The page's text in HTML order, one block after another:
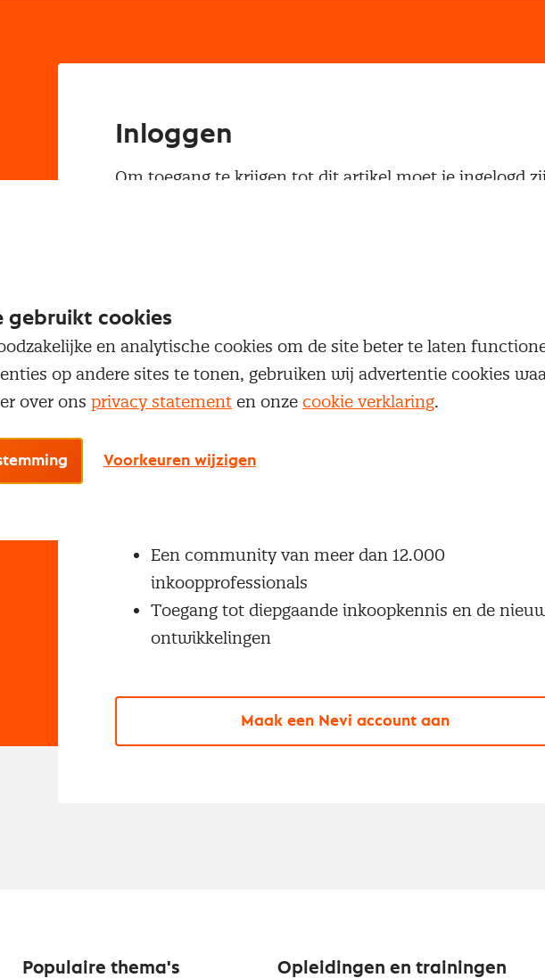
Inloggen
Om toegang te krijgen tot dit artikel moet je ingelogd
Nog geen Nevi account?
Met een Nevi account krijg je gratis toegang tot:
Een community van meer dan 12.000
inkoopprofessionals
Toegang tot diepgaande inkoopkennis en de
ontwikkelingen
Maak een Nevi account aan
Populaire thema's Opleidingen en trainingen
gebruikt cookies
en analytische cookies om de site beter te laten
op andere sites te tonen, gebruiken wij advertentie cookies
over ons privacy statement en onze cookie verklaring.
Voorkeuren wijzigen